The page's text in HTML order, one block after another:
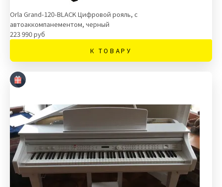
Orla Grand-120-BLACK Цифровой рояль, с
автоаккомпанементом, черный
223 990 руб
К ТОВАРУ